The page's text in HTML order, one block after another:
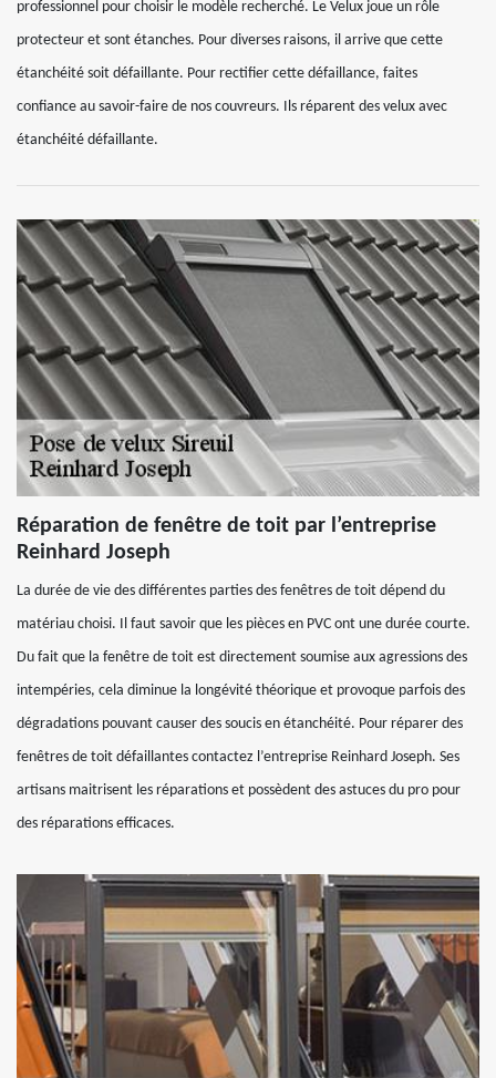
professionnel pour choisir le modèle recherché. Le Velux joue un rôle
protecteur et sont étanches. Pour diverses raisons, il arrive que cette
étanchéité soit défaillante. Pour rectifier cette défaillance, faites
confiance au savoir-faire de nos couvreurs. Ils réparent des velux avec
étanchéité défaillante.
Réparation de fenêtre de toit par l’entreprise
Reinhard Joseph
La durée de vie des différentes parties des fenêtres de toit dépend du
matériau choisi. Il faut savoir que les pièces en PVC ont une durée courte.
Du fait que la fenêtre de toit est directement soumise aux agressions des
intempéries, cela diminue la longévité théorique et provoque parfois des
dégradations pouvant causer des soucis en étanchéité. Pour réparer des
fenêtres de toit défaillantes contactez l’entreprise Reinhard Joseph. Ses
artisans maitrisent les réparations et possèdent des astuces du pro pour
des réparations efficaces.